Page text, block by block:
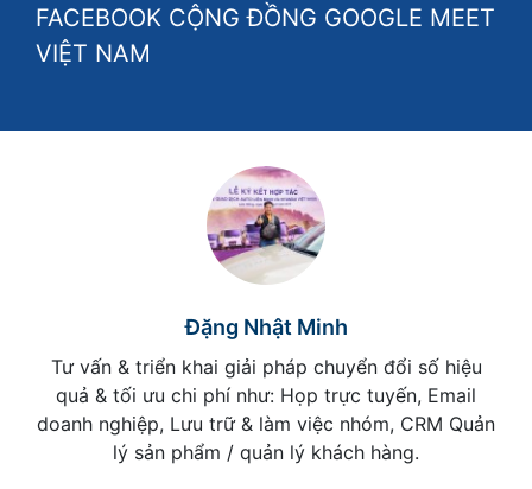
FACEBOOK CỘNG ĐỒNG GOOGLE MEET
VIỆT NAM
Đặng Nhật Minh
Tư vấn & triển khai giải pháp chuyển đổi số hiệu
quả & tối ưu chi phí như: Họp trực tuyến, Email
doanh nghiệp, Lưu trữ & làm việc nhóm, CRM Quản
lý sản phẩm / quản lý khách hàng.